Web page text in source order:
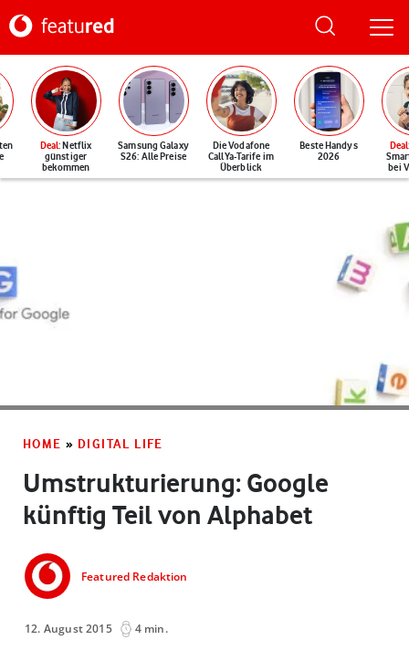
Deal: Netflix
günstiger
bekommen
Samsung Galaxy
S26: Alle Preise
Die Vodafone
CallYa-Tarife im
Überblick
Beste Handys
2026
Deal
bei
HOME » DIGITAL LIFE
Umstrukturierung: Google
künftig Teil von Alphabet
Featured Redaktion
12. August 2015 4 min.